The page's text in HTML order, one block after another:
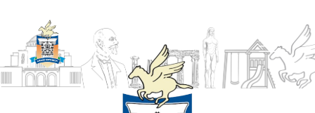
ΔΗΜΟΣ
ΚΟΡΙΝΘΙΩΝ